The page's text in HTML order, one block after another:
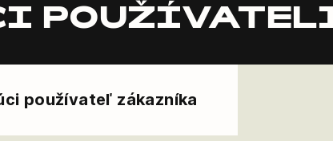
používateľ zákazníka